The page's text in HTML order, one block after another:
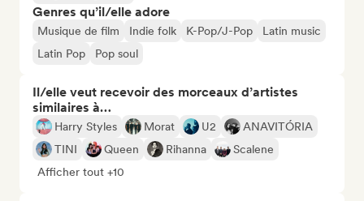
Genres qu’il/elle adore
Musique de film Indie folk K-Pop/J-Pop
Latin music
Latin Pop
Pop soul
Il/elle veut recevoir des morceaux d’artistes
similaires à…
Harry Styles Morat U2
ANAVITÓRIA
TINI
Queen Rihanna
Scalene
Afficher tout +10